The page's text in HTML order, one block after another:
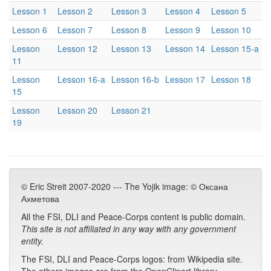
Lesson 1 Lesson 2 Lesson 3 Lesson 4
Lesson 5
Lesson 6
Lesson 7 Lesson 8 Lesson 9
Lesson 10
Lesson
11
Lesson 12 Lesson 13 Lesson 14 Lesson 15-a
Lesson
15
Lesson 16-a Lesson 16-b Lesson 17 Lesson 18
Lesson
19
Lesson 20 Lesson 21
© Eric Streit 2007-2020 --- The Yojik image: © Оксана
Ахметова
All the FSI, DLI and Peace-Corps content is public domain.
This site is not affiliated in any way with any government
entity.
The FSI, DLI and Peace-Corps logos: from Wikipedia site.